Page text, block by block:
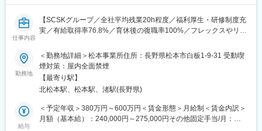
当社では、自ら積極的に学ぶ人を支援する人材育成制度を設計し
ています。
また、業界の最新動向や業務改善報告など、さまざまなテーマに
ついてプレゼンをする技術発表会もあります。
■長く安心して働ける制度：
よう、さまざまな制度を用意しています。
・フレックスタイム制度：社員が働く時間帯を選択できるフレッ
仕事内容
【SCSKグループ／全社平均残業20h程度／福利厚生・研修制度充
実／有給取得率76.8%／育休後の復職率100%／フレックスやリモ
■業務内容：
◇顧客基幹システムの運用・保守業務全般
◇障害発生時の一次対応、原因調査、復旧作業
◇基幹システムの改修作業
■開発言語、ツール：
勤務地
＜勤務地詳細＞松本事業所住所：長野県松本市白板1-9-31 受動喫
煙対策：屋内全面禁煙
【最寄り駅】
北松本駅、松本駅、渚駅(長野県)
給与
＜予定年収＞380万円～600万円＜賃金形態＞月給制＜賃金内訳＞
月額（基本給）：240,000円～275,000円その他固定手当/月：